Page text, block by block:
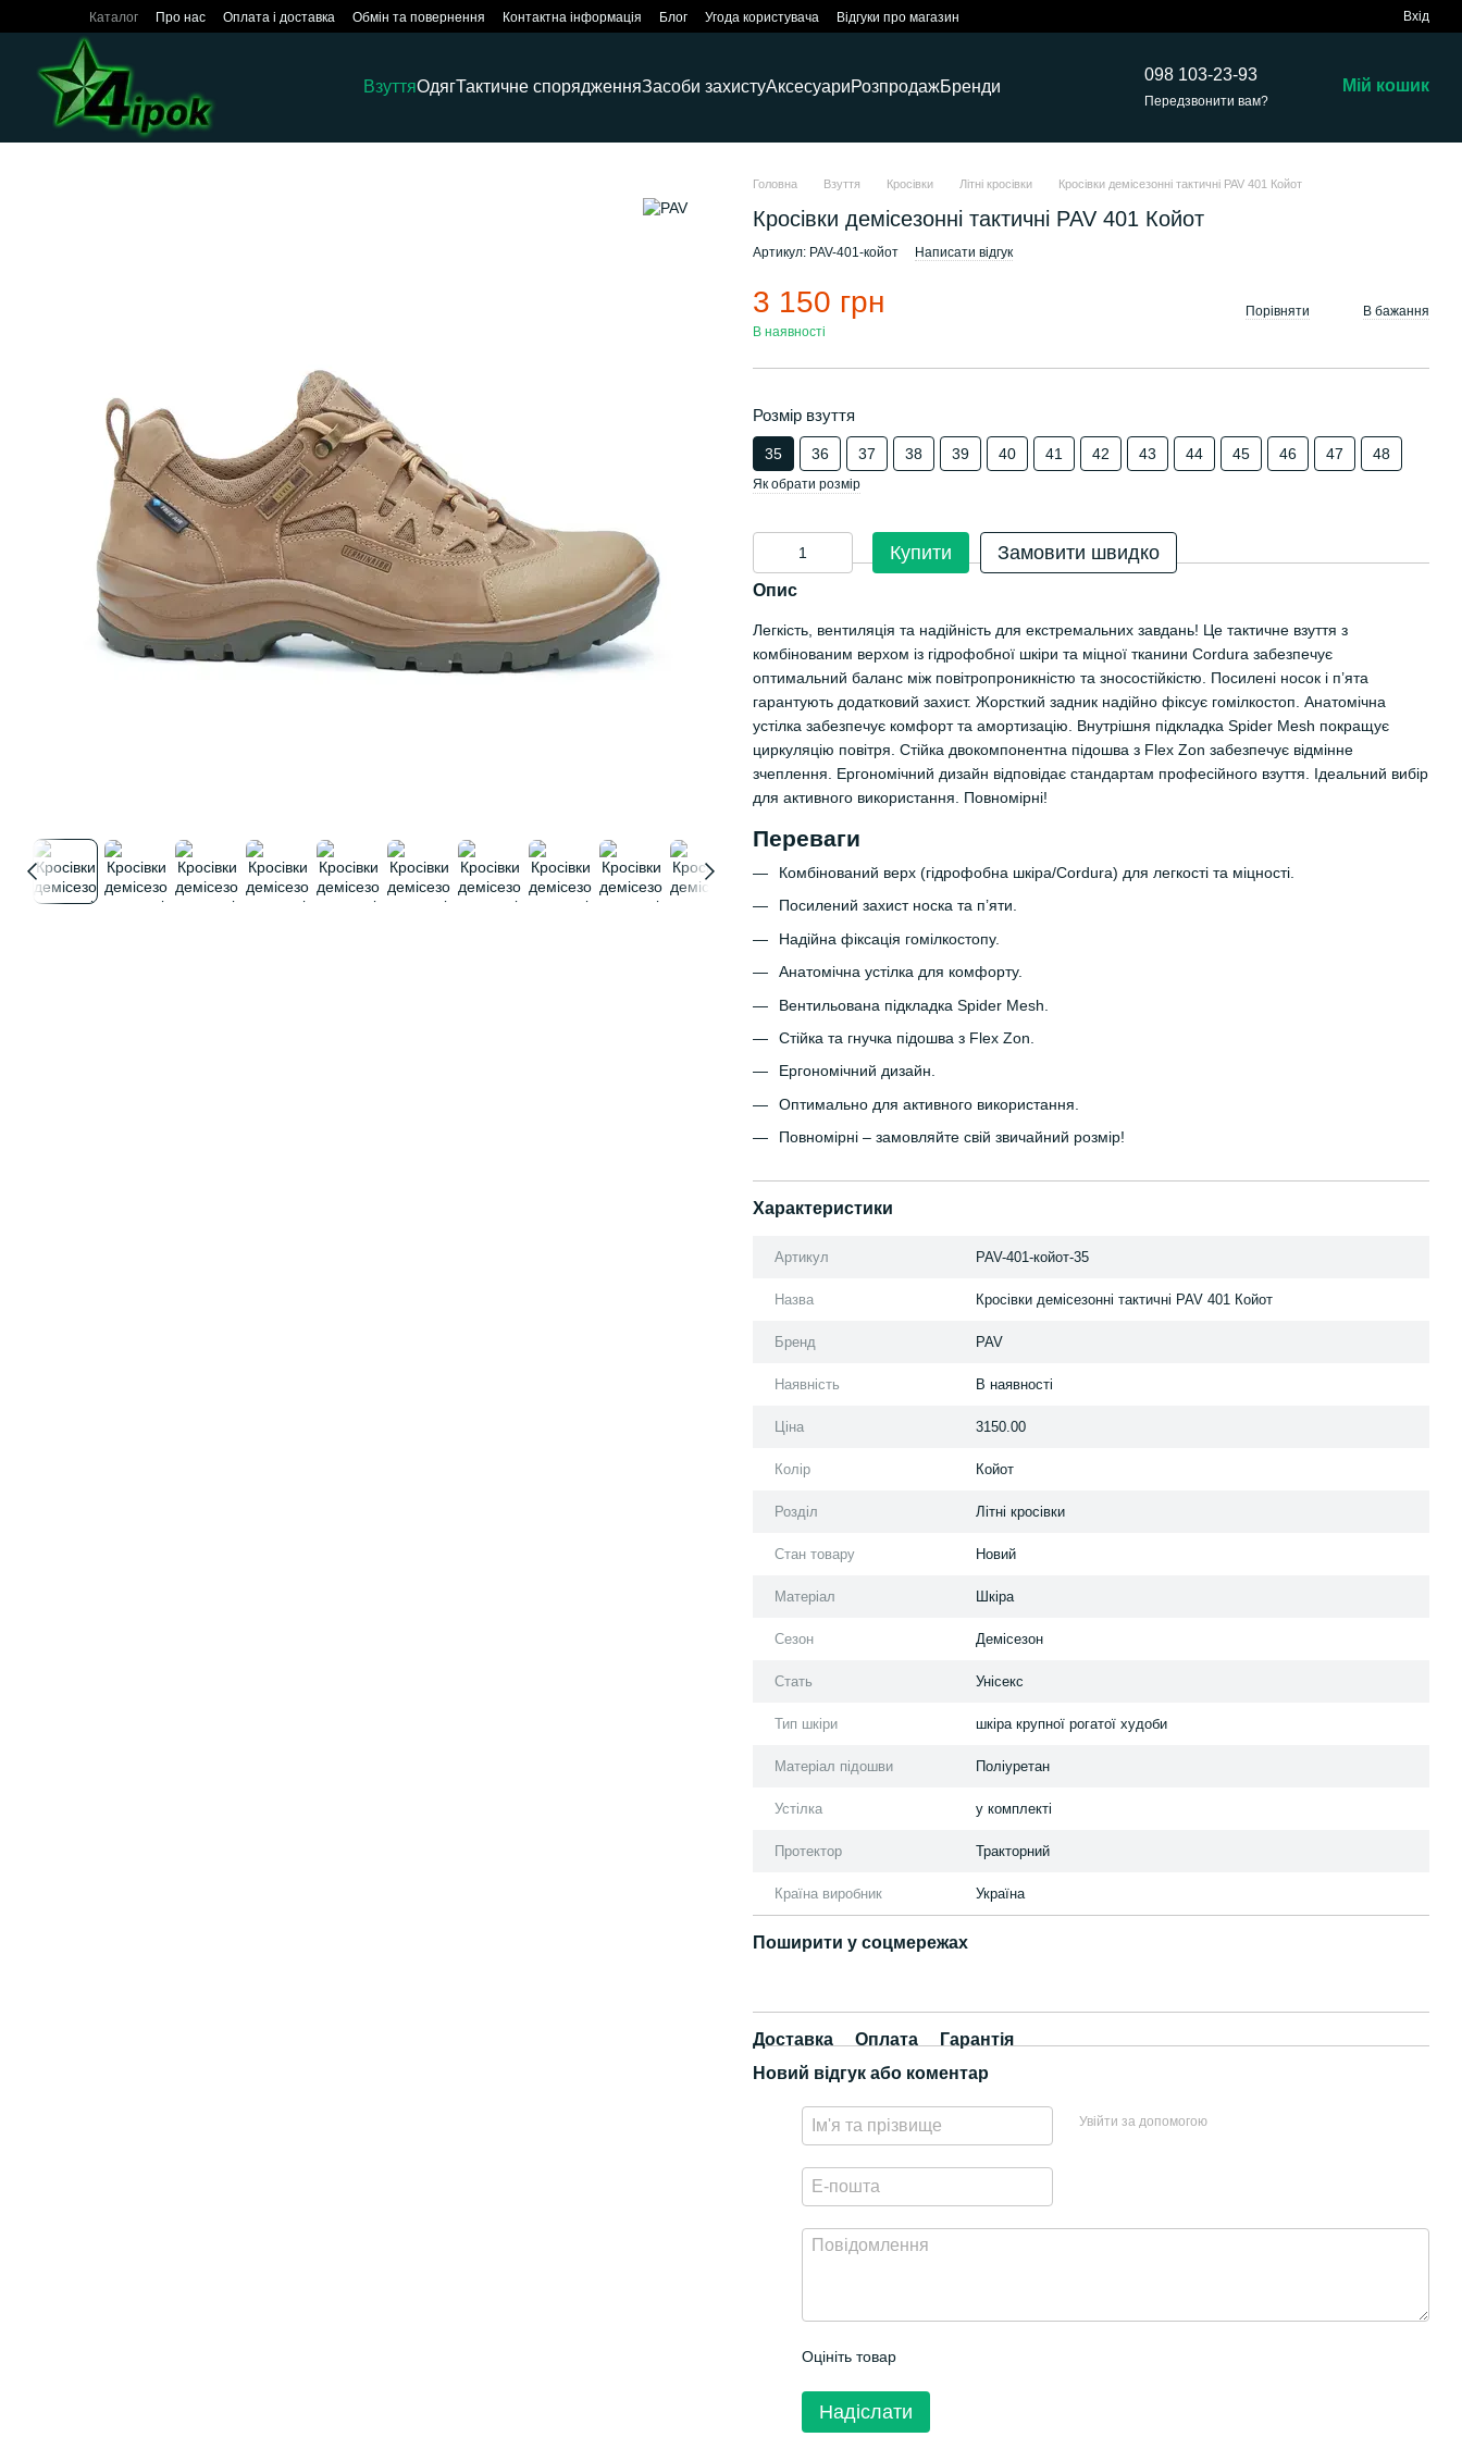
Перейти до основного контенту
Каталог Про нас Оплата і доставка Обмін та повернення Контактна інформація Блог Угода користувача Відгуки про магазин Вхід
ВзуттяОдягТактичне спорядженняЗасоби захистуАксесуариРозпродажБренди
098 103-23-93
Передзвонити вам?
Мій кошик
Головна Взуття Кросівки Літні кросівки Кросівки демісезонні тактичні PAV 401 Койот
Кросівки демісезонні тактичні PAV 401 Койот
Артикул: PAV-401-койот Написати відгук
3 150 грн
В наявності
Порівняти В бажання
Розмір взуття
35 36 37 38 39 40 41 42 43 44 45 46 47 48
Як обрати розмір
Купити Замовити швидко
Опис
Легкість, вентиляція та надійність для екстремальних завдань! Це тактичне взуття з
комбінованим верхом із гідрофобної шкіри та міцної тканини Cordura забезпечує
оптимальний баланс між повітропроникністю та зносостійкістю. Посилені носок і п’ята
гарантують додатковий захист. Жорсткий задник надійно фіксує гомілкостоп. Анатомічна
устілка забезпечує комфорт та амортизацію. Внутрішня підкладка Spider Mesh покращує
циркуляцію повітря. Стійка двокомпонентна підошва з Flex Zon забезпечує відмінне
зчеплення. Ергономічний дизайн відповідає стандартам професійного взуття. Ідеальний вибір
для активного використання. Повномірні!
Переваги
Комбінований верх (гідрофобна шкіра/Cordura) для легкості та міцності.
Посилений захист носка та п’яти.
Надійна фіксація гомілкостопу.
Анатомічна устілка для комфорту.
Вентильована підкладка Spider Mesh.
Стійка та гнучка підошва з Flex Zon.
Ергономічний дизайн.
Оптимально для активного використання.
Повномірні – замовляйте свій звичайний розмір!
Характеристики
Артикул PAV-401-койот-35
Назва Кросівки демісезонні тактичні PAV 401 Койот
Бренд PAV
Наявність В наявності
Ціна 3150.00
Колір Койот
Розділ Літні кросівки
Стан товару Новий
Матеріал Шкіра
Сезон Демісезон
Стать Унісекс
Тип шкіри шкіра крупної рогатої худоби
Матеріал підошви Поліуретан
Устілка у комплекті
Протектор Тракторний
Країна виробник Україна
Поширити у соцмережах
Доставка Оплата
Гарантія
Новий відгук або коментар
Увійти за допомогою
Оцініть товар
Надіслати